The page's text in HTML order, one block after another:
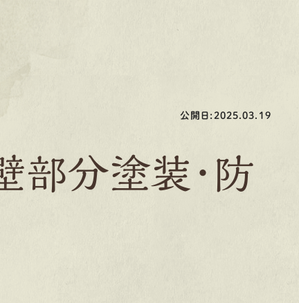
公開日:2025.03.19
分塗装・防